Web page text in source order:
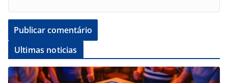
Ultimas noticias